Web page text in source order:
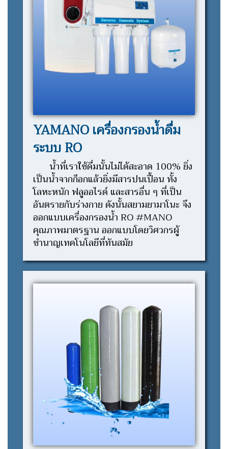
YAMANO เครื่องกรองน้ำดื่ม
ระบบ RO
น้ำที่เราใช้ดื่มนั้นไม่ได้สะอาด 100% ยิ่ง
เป็นน้ำจากก็อกแล้วยิ่งมีสารปนเปื้อน ทั้ง
โลหะหนัก ฟลูออไรด์ และสารอื่น ๆ ที่เป็น
อันตรายกับร่างกาย ดังนั้นสยามยามาโนะ จึง
ออกแบบเครื่องกรองน้ำ RO #MANO
คุณภาพมาตรฐาน ออกแบบโดยวิศวกรผู้
ชำนาญเทคโนโลยีที่ทันสมัย